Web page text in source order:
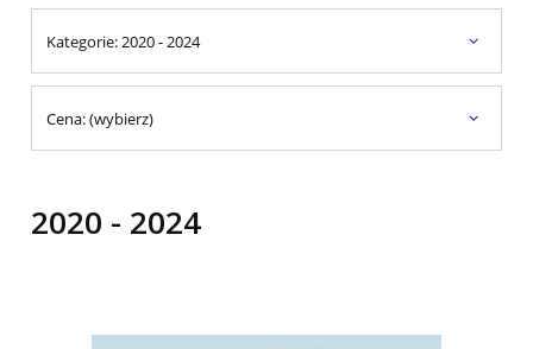
Kategorie: 2020 - 2024
Cena: (wybierz)
2020 - 2024